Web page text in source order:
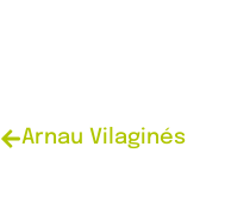
Arnau Vilaginés